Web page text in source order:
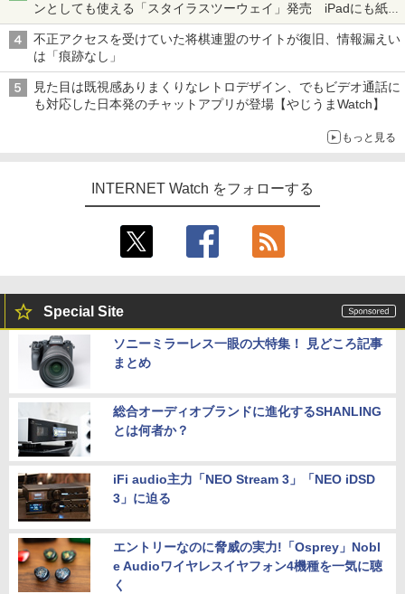
ンとしても使える「スタイラスツーウェイ」発売 iPadにも紙に
も、持ち替えずに書き込める
不正アクセスを受けていた将棋連盟のサイトが復旧、情報漏えい
は「痕跡なし」
見た目は既視感ありまくりなレトロデザイン、でもビデオ通話に
も対応した日本発のチャットアプリが登場【やじうまWatch】
もっと見る
INTERNET Watch をフォローする
Special Site
ソニーミラーレス一眼の大特集！ 見どころ記事
まとめ
総合オーディオブランドに進化するSHANLING
とは何者か？
iFi audio主力「NEO Stream 3」「NEO iDSD
3」に迫る
エントリーなのに脅威の実力!「Osprey」Nobl
e Audioワイヤレスイヤフォン4機種を一気に聴
く